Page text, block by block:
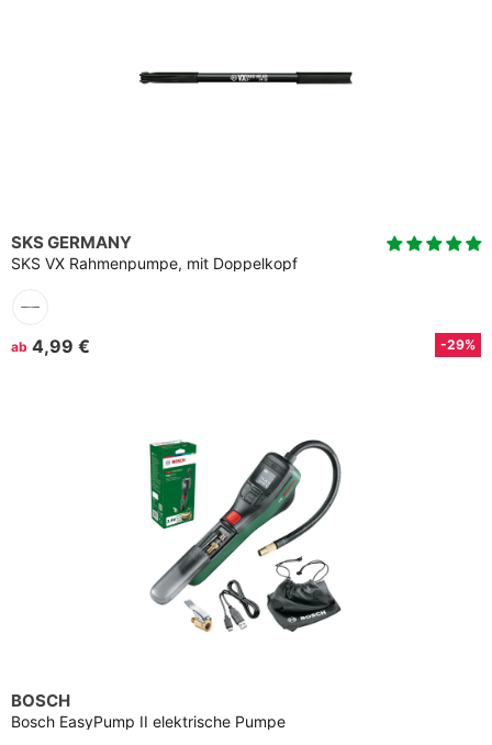
SKS GERMANY
SKS VX Rahmenpumpe, mit Doppelkopf
ab 4,99 € -29%
BOSCH
Bosch EasyPump II elektrische Pumpe